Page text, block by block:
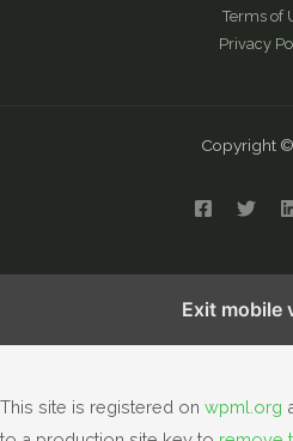
Terms of
Privacy
Copyright
Exit mobile
English 繁體
This site is registered on wpml.org